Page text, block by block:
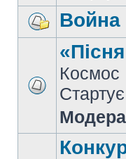
Война
Космос